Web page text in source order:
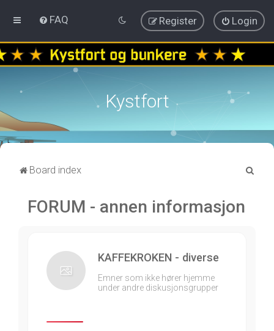
FAQ Login
Register
Kystfort
Board index
FORUM - annen informasjon
KAFFEKROKEN - diverse
Emner som ikke hører hjemme
under andre diskusjonsgrupper